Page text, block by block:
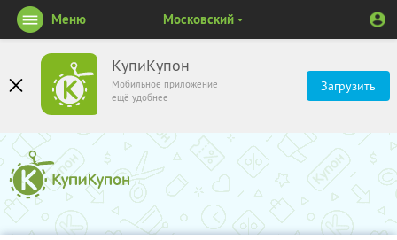
КупиКупон
Мобильное приложение
ещё удобнее
Загрузить
Меню Московский